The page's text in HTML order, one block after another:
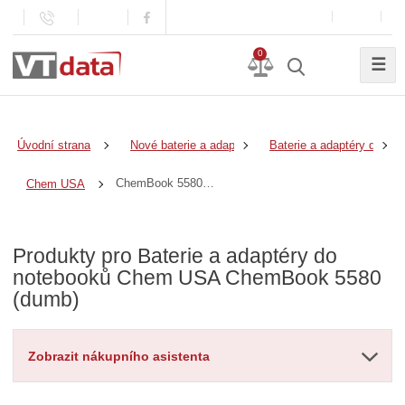
0
☰
Úvodní strana Nové baterie a adaptéry Baterie a adaptéry do
Chem USA ChemBook 5580 (dumb)
Produkty pro Baterie a adaptéry do
notebooků Chem USA ChemBook 5580
(dumb)
Zobrazit nákupního asistenta